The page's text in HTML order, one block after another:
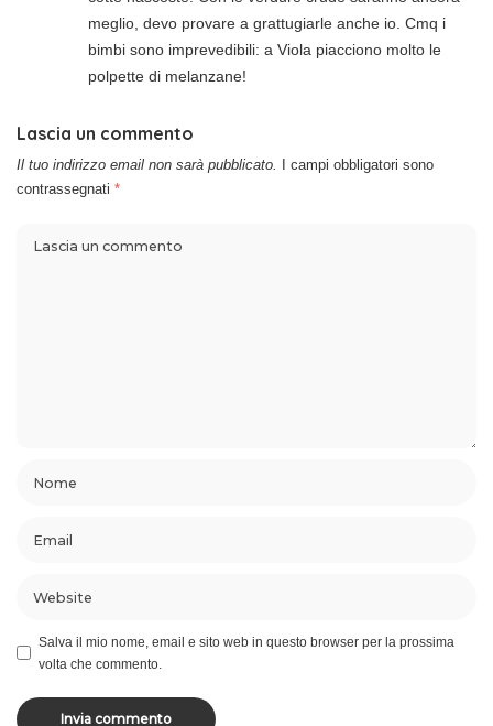
meglio, devo provare a grattugiarle anche io. Cmq i
bimbi sono imprevedibili: a Viola piacciono molto le
polpette di melanzane!
Lascia un commento
Il tuo indirizzo email non sarà pubblicato.
I campi obbligatori sono
contrassegnati *
Salva il mio nome, email e sito web in questo browser per la prossima
volta che commento.